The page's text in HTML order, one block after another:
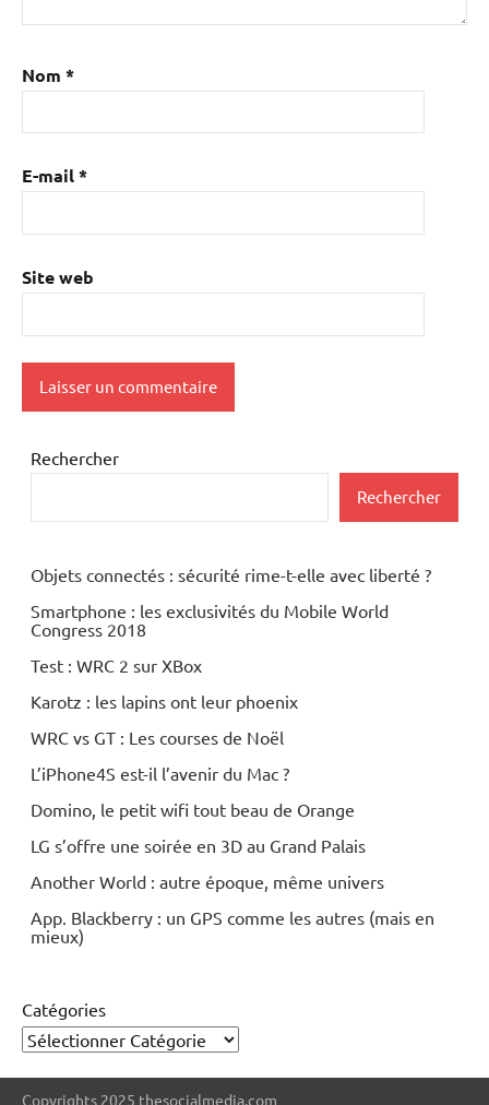
Nom *
E-mail*
Site web
Rechercher
Rechercher
Objets connectés : sécurité rime-t-elle avec liberté ?
Smartphone : les exclusivités du Mobile World
Congress 2018
Test : WRC 2 sur XBox
Karotz : les lapins ont leur phoenix
WRC vs GT : Les courses de Noël
L’iPhone4S est-il l’avenir du Mac ?
Domino, le petit wifi tout beau de Orange
LG s’offre une soirée en 3D au Grand Palais
Another World : autre époque, même univers
App. Blackberry : un GPS comme les autres (mais en
mieux)
Catégories
Copyrights 2025 thesocialmedia.com